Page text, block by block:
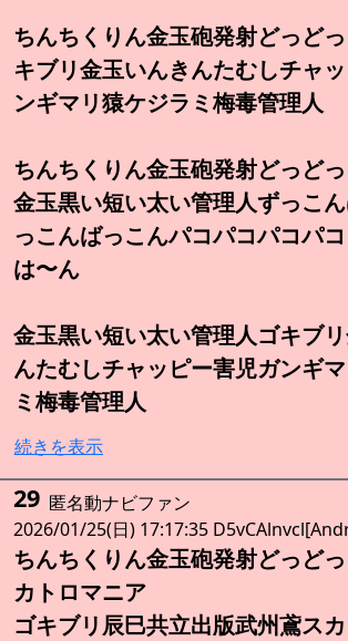
ちんちくりん金玉砲発射どっど
キブリ金玉いんきんたむしチャ
ンギマリ猿ケジラミ梅毒管理人
ちんちくりん金玉砲発射どっど
金玉黒い短い太い管理人ずっこ
っこんばっこんパコパコパコパ
は〜ん
金玉黒い短い太い管理人ゴキブ
んたむしチャッピー害児ガンギ
ミ梅毒管理人
続きを表示
29 匿名動ナビファン
2026/01/25(日) 17:17:35
ちんちくりん金玉砲発射どっど
カトロマニア
ゴキブリ辰巳共立出版武州鳶ス